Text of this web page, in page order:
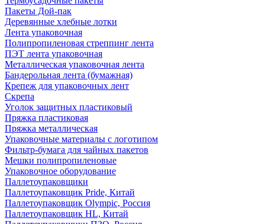
Пакеты Дой-пак
Деревянные хлебные лотки
Лента упаковочная
Полипропиленовая стреппинг лента
ПЭТ лента упаковочная
Металлическая упаковочная лента
Бандерольная лента (бумажная)
Крепеж для упаковочных лент
Скрепа
Уголок защитных пластиковый
Пряжка пластиковая
Пряжка металлическая
Упаковочные материалы с логотипом
Фильтр-бумага для чайных пакетов
Мешки полипропиленовые
Упаковочное оборудование
Паллетоупаковщики
Паллетоупаковщик Pride, Китай
Паллетоупаковщик Olympic, Россия
Паллетоупаковщик HL, Китай